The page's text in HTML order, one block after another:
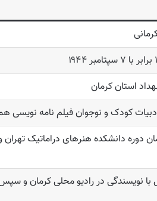
استان کرمان
کودک و نوجوان فیلم نامه نویسی
دوره دانشکده هنرهای دراماتیک
با نویسندگی در رادیو محلی کرمان و